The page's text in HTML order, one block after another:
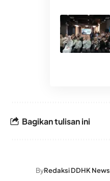
Bagikan tulisan ini
ByRedaksi DDHK News